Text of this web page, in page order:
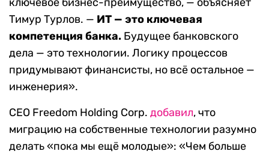
Тимур Турлов. — ИТ — это ключевая
компетенция банка. Будущее банковского
дела — это технологии. Логику процессов
придумывают финансисты, но всё остальное —
инженерия».
CEO Freedom Holding Corp. добавил, что
миграцию на собственные технологии разумно
делать «пока мы ещё молодые»: «Чем больше